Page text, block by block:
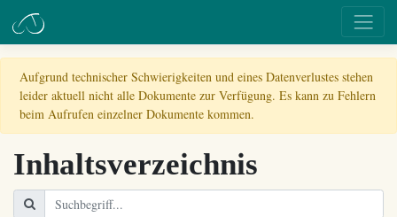
Aufgrund technischer Schwierigkeiten und eines Datenverlustes stehen
leider aktuell nicht alle Dokumente zur Verfügung. Es kann zu Fehlern
beim Aufrufen einzelner Dokumente kommen.
Inhaltsverzeichnis